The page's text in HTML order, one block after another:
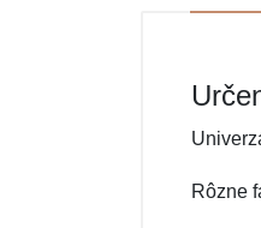
Rôzne